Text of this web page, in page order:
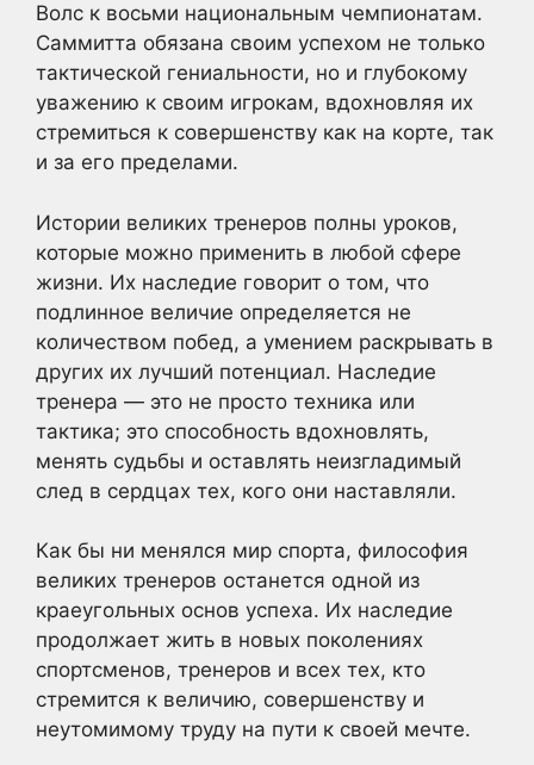
Волс к восьми национальным чемпионатам.
Саммитта обязана своим успехом не только
тактической гениальности, но и глубокому
уважению к своим игрокам, вдохновляя их
стремиться к совершенству как на корте, так
и за его пределами.
Истории великих тренеров полны уроков,
которые можно применить в любой сфере
жизни. Их наследие говорит о том, что
подлинное величие определяется не
количеством побед, а умением раскрывать в
других их лучший потенциал. Наследие
тренера — это не просто техника или
тактика; это способность вдохновлять,
менять судьбы и оставлять неизгладимый
след в сердцах тех, кого они наставляли.
Как бы ни менялся мир спорта, философия
великих тренеров останется одной из
краеугольных основ успеха. Их наследие
продолжает жить в новых поколениях
спортсменов, тренеров и всех тех, кто
стремится к величию, совершенству и
неутомимому труду на пути к своей мечте.